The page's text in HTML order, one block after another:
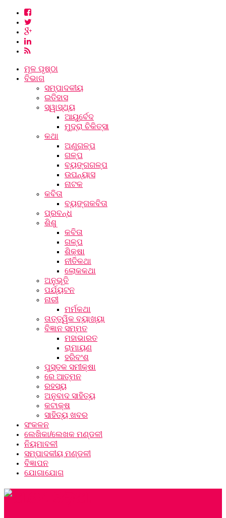
ମୂଳ ପୃଷ୍ଠା
ବିଭାଗ
ସମ୍ପାଦକୀୟ
ଇତିହାସ
ସ୍ୱାସ୍ଥ୍ୟ
ଆୟୁର୍ବେଦ
ମୁଦ୍ରା ଚିକିତ୍ସା
କଥା
ଅଣୁଗଳ୍ପ
ଗଳ୍ପ
ବ୍ୟଙ୍ଗଗଳ୍ପ
ଉପନ୍ୟାସ
ନାଟକ
କବିତା
ବ୍ୟଙ୍ଗକବିତା
ପ୍ରବନ୍ଧ
ଶିଶୁ
କବିତା
ଗଳ୍ପ
ଶିକ୍ଷା
ନୀତିକଥା
ଲୋକକଥା
ଅନୁଭୂତି
ପର୍ଯ୍ୟଟନ
ନାରୀ
ମର୍ମକଥା
ତାତ୍ତ୍ୱିକ ବ୍ୟାଖ୍ୟା
ବିଜ୍ଞାନ ସମ୍ମତ
ମହାଭାରତ
ରାମାୟଣ
ହରିବଂଶ
ପୁସ୍ତକ ସମୀକ୍ଷା
ରେ ଆତ୍ମନ
ରହସ୍ୟ
ଅନୁବାଦ ସାହିତ୍ୟ
କଟାକ୍ଷ
ସାହିତ୍ୟ ଖବର
ସଂକଳନ
ଲେଖିକା/ଲେଖକ ମଣ୍ଡଳୀ
ନିୟମାବଳୀ
ସମ୍ପାଦକୀୟ ମଣ୍ଡଳୀ
ବିଜ୍ଞାପନ
ଯୋଗାଯୋଗ